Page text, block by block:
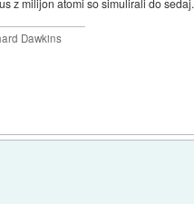
z milijon atomi so simulirali do sedaj.
Dawkins